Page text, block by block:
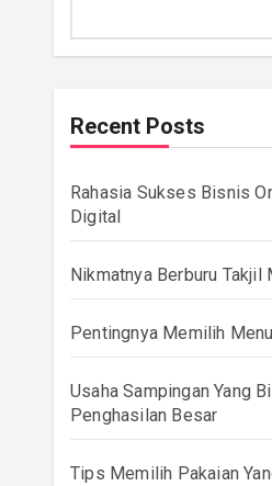
Recent Posts
Rahasia Sukses Bisnis
Digital
Nikmatnya Berburu Takjil
Pentingnya Memilih
Usaha Sampingan Yang
Penghasilan Besar
Tips Memilih Pakaian